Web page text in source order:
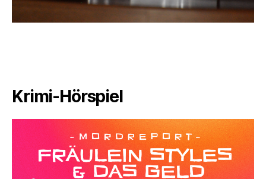
Krimi-Hörspiel